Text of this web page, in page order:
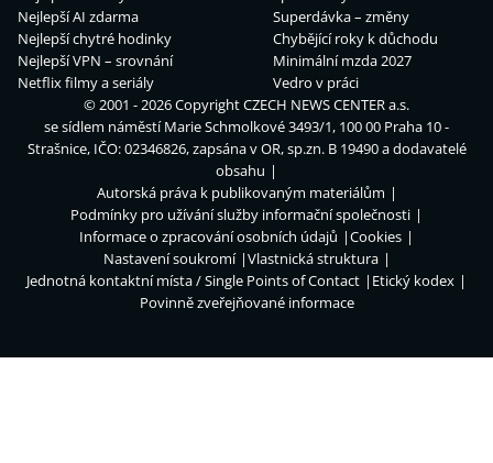
Nejlepší AI zdarma
Nejlepší chytré hodinky
Nejlepší VPN – srovnání
Netflix filmy a seriály
Superdávka – změny
Chybějící roky k důchodu
Minimální mzda 2027
Vedro v práci
© 2001 - 2026 CopyrightCZECH NEWS CENTER a.s.
se sídlem náměstí Marie Schmolkové 3493/1, 100 00 Praha 10 -
Strašnice, IČO: 02346826, zapsána v OR, sp.zn. B 19490 a dodavatelé
obsahu
Autorská práva k publikovaným materiálům
Podmínky pro užívání služby informační společnosti
Informace o zpracování osobních údajů
Cookies
Nastavení soukromí
Vlastnická struktura
Jednotná kontaktní místa / Single Points of Contact
Etický kodex
Povinně zveřejňované informace